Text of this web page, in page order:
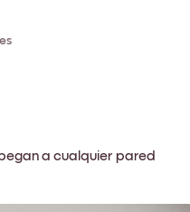
a cualquier pared